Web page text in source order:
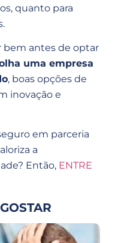
quanto para
bem antes de optar
uma empresa
, boas opções de
inovação e
em parceria
a
Então, ENTRE